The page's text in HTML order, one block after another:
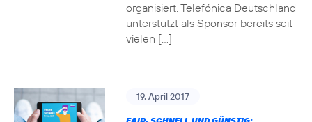
organisiert. Telefónica Deutschland
unterstützt als Sponsor bereits seit
vielen […]
19. April 2017